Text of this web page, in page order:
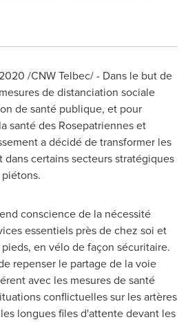
/CNW Telbec/ - Dans le but de
de distanciation sociale
de santé publique, et pour
santé des Rosepatriennes et
a décidé de transformer les
certains secteurs stratégiques
conscience de la nécessité
essentiels près de chez soi et
en vélo de façon sécuritaire.
repenser le partage de la voie
avec les mesures de santé
conflictuelles sur les artères
longues files d'attente devant les